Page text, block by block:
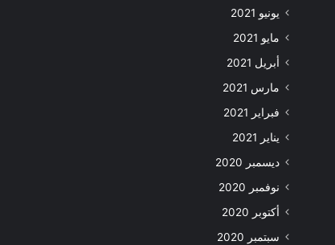
يونيو 2021
مايو 2021
أبريل 2021
مارس 2021
فبراير 2021
يناير 2021
ديسمبر 2020
نوفمبر 2020
أكتوبر 2020
سبتمبر 2020